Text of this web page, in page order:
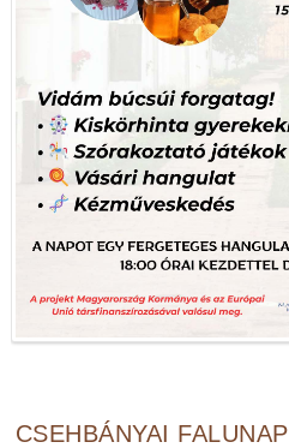
CSEHBÁNYAI FALUNAP